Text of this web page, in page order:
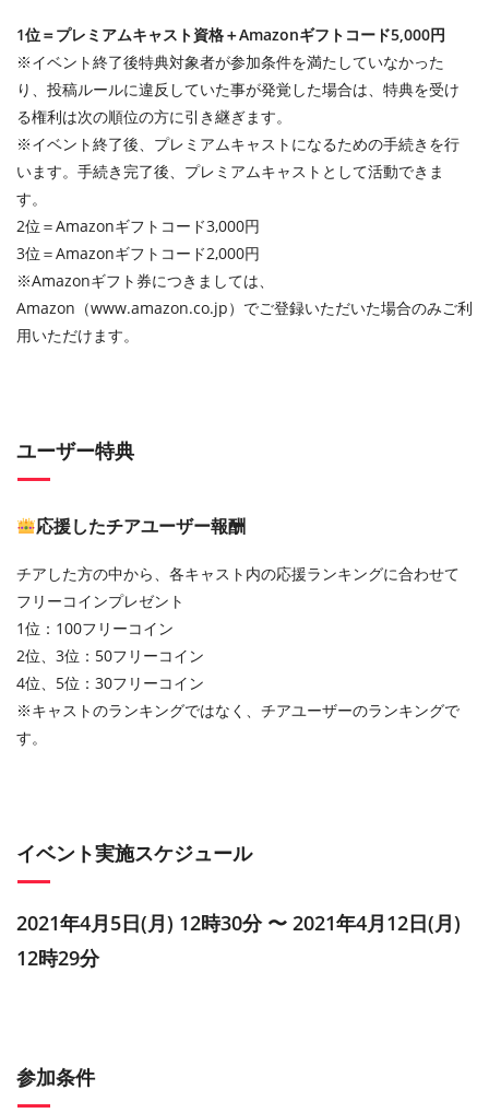
1位＝プレミアムキャスト資格＋Amazonギフトコード5,000円
※イベント終了後特典対象者が参加条件を満たしていなかった
り、投稿ルールに違反していた事が発覚した場合は、特典を受け
る権利は次の順位の方に引き継ぎます。
※イベント終了後、プレミアムキャストになるための手続きを行
います。手続き完了後、プレミアムキャストとして活動できま
す。
2位＝Amazonギフトコード3,000円
3位＝Amazonギフトコード2,000円
※Amazonギフト券につきましては、
Amazon（www.amazon.co.jp）でご登録いただいた場合のみご利
用いただけます。
ユーザー特典
応援したチアユーザー報酬
チアした方の中から、各キャスト内の応援ランキングに合わせて
フリーコインプレゼント
1位：100フリーコイン
2位、3位：50フリーコイン
4位、5位：30フリーコイン
※キャストのランキングではなく、チアユーザーのランキングで
す。
イベント実施スケジュール
2021年4月5日(月) 12時30分 〜 2021年4月12日(月)
12時29分
参加条件